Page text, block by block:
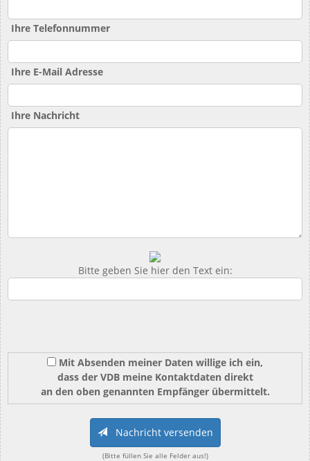
Ihre Telefonnummer
Ihre E-Mail Adresse
Ihre Nachricht
Bitte geben Sie hier den Text ein:
Mit Absenden meiner Daten willige ich ein,
dass der VDB meine Kontaktdaten direkt
an den oben genannten Empfänger übermittelt.
Nachricht versenden
(Bitte füllen Sie alle Felder aus!)